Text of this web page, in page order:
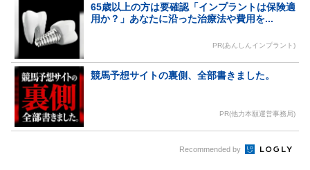
65歳以上の方は要確認「インプラントは保険適
用か？」あなたに沿った治療法や費用を...
PR(あんしんインプラント)
競馬予想サイトの裏側、全部書きました。
PR(他力本願運営事務局)
Recommended by